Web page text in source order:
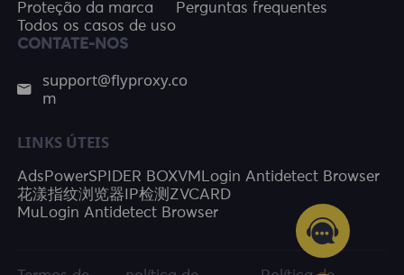
Proteção da marca
Todos os casos de uso
Perguntas frequentes
CONTATE-NOS
support@flyproxy.co
m
LINKS ÚTEIS
AdsPowerSPIDER BOXVMLogin Antidetect Browser
花漾指纹浏览器 IP检测 ZVCARD
MuLogin Antidetect Browser